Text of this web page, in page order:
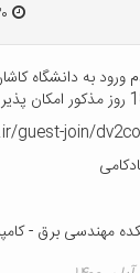
۲۰ مهر ۱۴۰۰ | ۱۰:۴۲
guest-join/
مهندسی برق -